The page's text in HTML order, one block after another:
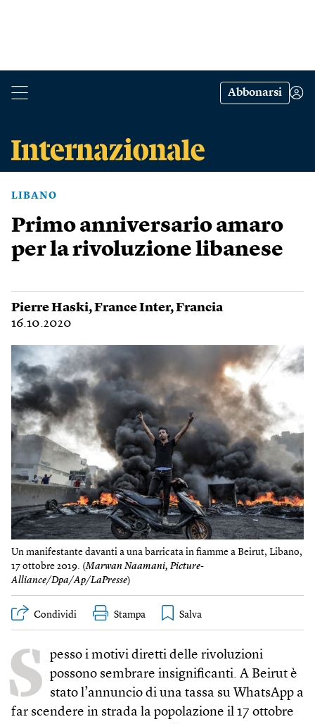
Abbonarsi
LIBANO
Primo anniversario amaro
per la rivoluzione libanese
Pierre Haski,France Inter,Francia
16.10.2020
Un manifestante davanti a una barricata in fiamme a Beirut, Libano,
17 ottobre 2019. (Marwan Naamani, Picture-
Alliance/Dpa/Ap/LaPresse)
Condividi Stampa
S pesso i motivi diretti delle rivoluzioni
possono sembrare insignificanti. A Beirut è
stato l’annuncio di una tassa su WhatsApp a
far scendere in strada la popolazione il 17 ottobre